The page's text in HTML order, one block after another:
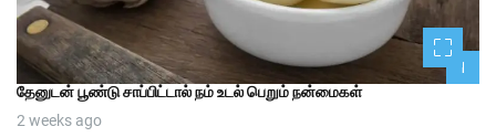
1
தேனுடன் பூண்டு சாப்பிட்டால் நம் உடல் பெறும் நன்மைகள்
2 weeks ago